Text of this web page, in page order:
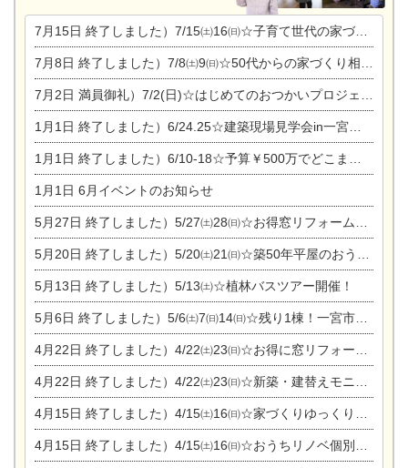
7月15日 終了しました）7/15㈯16㈰☆子育て世代の家づくり相談会
7月8日 終了しました）7/8㈯9㈰☆50代からの家づくり相談会
7月2日 満員御礼）7/2(日)☆はじめてのおつかいプロジェクト
1月1日 終了しました）6/24.25☆建築現場見学会in一宮市木曽川町
1月1日 終了しました）6/10-18☆予算￥500万でどこまでできるの？リフォーム相談会
1月1日 6月イベントのお知らせ
5月27日 終了しました）5/27㈯28㈰☆お得窓リフォーム個別相談会
5月20日 終了しました）5/20㈯21㈰☆築50年平屋のおうちリノベーション完成見学会
5月13日 終了しました）5/13㈯☆植林バスツアー開催！
5月6日 終了しました）5/6㈯7㈰14㈰☆残り1棟！一宮市限定モニター募集相談会(新築・建替え)
4月22日 終了しました）4/22㈯23㈰☆お得に窓リフォーム個別相談会
4月22日 終了しました）4/22㈯23㈰☆新築・建替えモニター募集個別相談会
4月15日 終了しました）4/15㈯16㈰☆家づくりゆっくりじっくり個別相談会
4月15日 終了しました）4/15㈯16㈰☆おうちリノベ個別相談会